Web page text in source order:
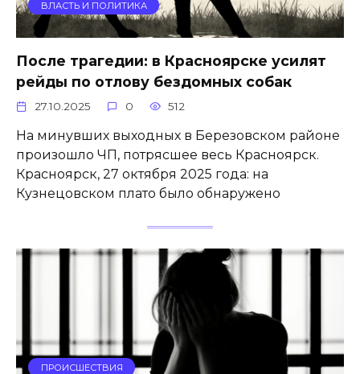
ВЛАСТЬ И ПОЛИТИКА
После трагедии: в Красноярске усилят
рейды по отлову бездомных собак
27.10.2025 0 512
На минувших выходных в Березовском районе
произошло ЧП, потрясшее весь Красноярск.
Красноярск, 27 октября 2025 года: на
Кузнецовском плато было обнаружено
ПРОИСШЕСТВИЯ